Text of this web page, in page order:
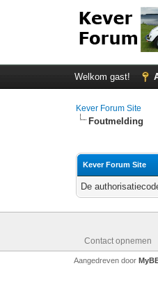
Welkom gast!
Kever Forum Site
Foutmelding
Kever Forum Site
De
Contact opnemen
Aangedreven door